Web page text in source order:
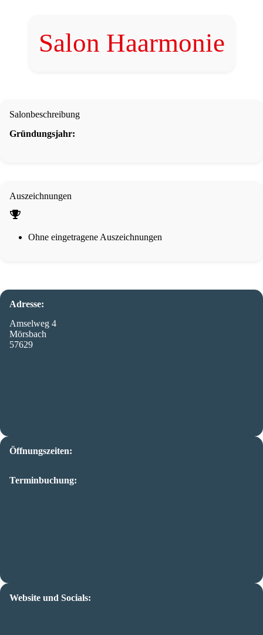
Salon Haarmonie
Salonbeschreibung
Gründungsjahr:
Auszeichnungen
Ohne eingetragene Auszeichnungen
Adresse:
Amselweg 4
Mörsbach
57629
Öffnungszeiten:
Terminbuchung:
Website und Socials: